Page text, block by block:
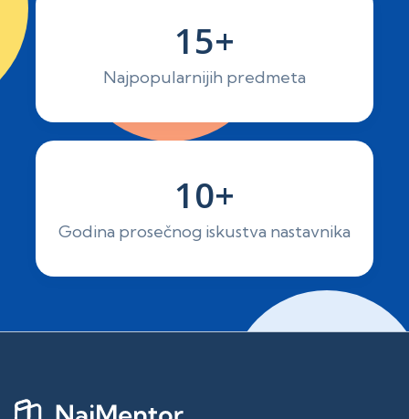
15+
Najpopularnijih predmeta
10+
Godina prosečnog iskustva nastavnika